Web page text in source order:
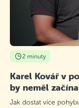
2 minuty
Karel Kovář v
by neměl
Jak dostat více